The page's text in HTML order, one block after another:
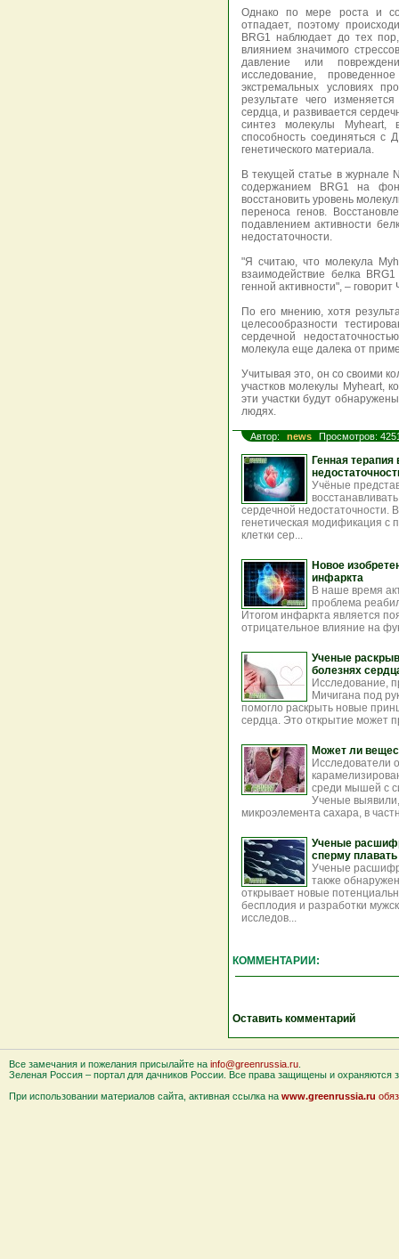
Однако по мере роста и
отпадает, поэтому
BRG1 наблюдает до тех
влиянием значимого
давление или
исследование,
экстремальных условиях
результате чего
сердца, и развивается
синтез молекулы Myheart,
способность соединяться с
генетического материала.
В текущей статье в
содержанием BRG1 на
восстановить уровень
переноса генов.
подавлением активности
недостаточности.
"Я считаю, что молекула
взаимодействие белка
генной активности", – говорит
По его мнению, хотя
целесообразности
сердечной
молекула еще далека от
Учитывая это, он со своими
участков молекулы Myheart,
эти участки будут
людях.
Автор: news Просмотров:
Генная
Учёные
сердечной недостаточности.
генетическая модификация с
клетки сер...
Новое
инфаркта
В наше время
проблема
Итогом инфаркта является
отрицательное влияние на
Ученые
болезнях
Исследование,
Мичигана под
помогло раскрыть новые
сердца. Это открытие может
Может ли
Исследователи
среди мышей с
Ученые
микроэлемента сахара, в
Ученые
сперму плавать
Ученые
также
открывает новые
бесплодия и разработки
исследов...
КОММЕНТАРИИ:
Оставить комментарий
Все замечания и пожелания присылайте на info@greenrussia.ru
Зеленая Россия – портал для дачников России. Все права защищены и охраняются
При использовании материалов сайта, активная ссылка на www.greenrussia.ru